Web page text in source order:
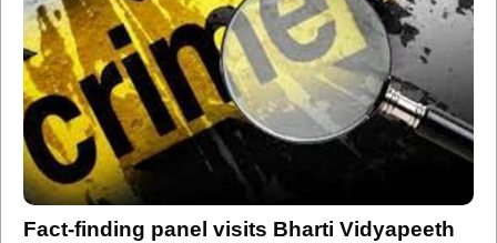
Fact-finding panel visits Bharti Vidyapeeth